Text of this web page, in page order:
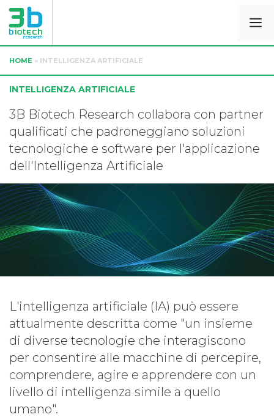
HOME » INTELLIGENZA ARTIFICIALE
INTELLIGENZA ARTIFICIALE
3B Biotech Research collabora con partner
qualificati che padroneggiano soluzioni
tecnologiche e software per l'applicazione
dell'Intelligenza Artificiale
L'intelligenza artificiale (IA) può essere
attualmente descritta come "un insieme
di diverse tecnologie che interagiscono
per consentire alle macchine di percepire,
comprendere, agire e apprendere con un
livello di intelligenza simile a quello
umano".